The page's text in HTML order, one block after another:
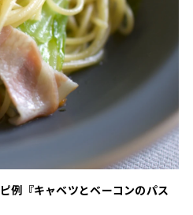
例『キャベツとベーコンのパス